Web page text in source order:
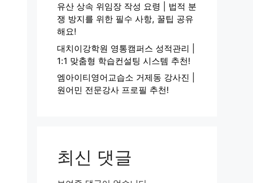
유산 상속 위임장 작성 요령 | 법적 분
쟁 방지를 위한 필수 사항, 꿀팁 공유
해요!
대치이강학원 영통캠퍼스 성적관리 |
1:1 맞춤형 학습컨설팅 시스템 추천!
엠아이티영어교습소 거제동 강사진 |
원어민 전문강사 프로필 추천!
최신 댓글